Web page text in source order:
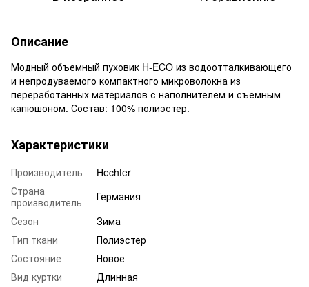
Описание
Модный объемный пуховик H-ECO из водоотталкивающего
и непродуваемого компактного микроволокна из
переработанных материалов с наполнителем и съемным
капюшоном. Состав: 100% полиэстер.
Характеристики
Производитель
Hechter
Страна
производитель
Германия
Сезон
Зима
Тип ткани
Полиэстер
Состояние
Новое
Вид куртки
Длинная